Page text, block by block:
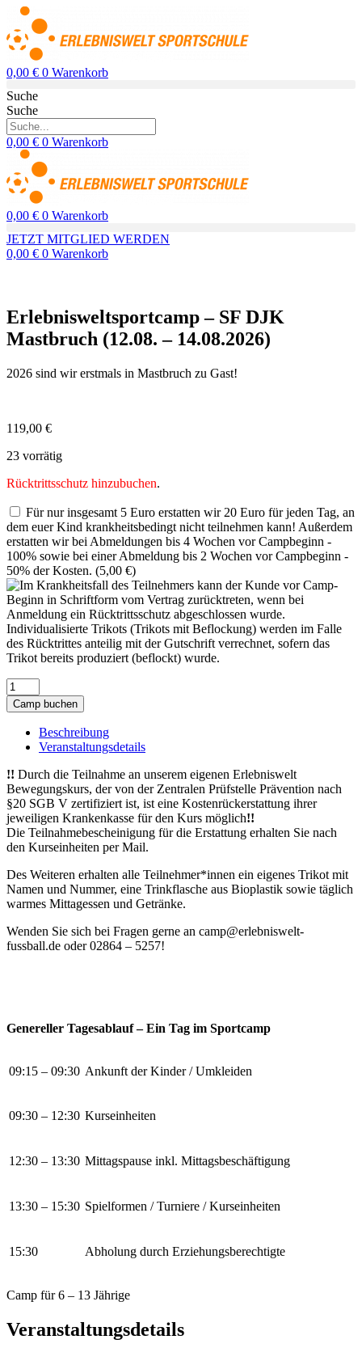
Zum
Inhalt
springen
0,00 € 0 Warenkorb
Suche
Suche
0,00 € 0 Warenkorb
0,00 € 0 Warenkorb
JETZT MITGLIED WERDEN
0,00 € 0 Warenkorb
Erlebnisweltsportcamp – SF DJK
Mastbruch (12.08. – 14.08.2026)
2026 sind wir erstmals in Mastbruch zu Gast!
119,00 €
23 vorrätig
Rücktrittsschutz hinzubuchen.
Für nur insgesamt 5 Euro erstatten wir 20 Euro für jeden Tag, an
dem euer Kind krankheitsbedingt nicht teilnehmen kann! Außerdem
erstatten wir bei Abmeldungen bis 4 Wochen vor Campbeginn -
100% sowie bei einer Abmeldung bis 2 Wochen vor Campbeginn -
50% der Kosten. (5,00 €)
Erlebnisweltsportcamp
-
SF
DJK
Mastbruch
(12.08.
-
14.08.2026)
Menge
Camp buchen
Beschreibung
Veranstaltungsdetails
!! Durch die Teilnahme an unserem eigenen Erlebniswelt
Bewegungskurs, der von der Zentralen Prüfstelle Prävention nach
§20 SGB V zertifiziert ist, ist eine Kostenrückerstattung ihrer
jeweiligen Krankenkasse für den Kurs möglich!!
Die Teilnahmebescheinigung für die Erstattung erhalten Sie nach
den Kurseinheiten per Mail.
Des Weiteren erhalten alle Teilnehmer*innen ein eigenes Trikot mit
Namen und Nummer, eine Trinkflasche aus Bioplastik sowie täglich
warmes Mittagessen und Getränke.
Wenden Sie sich bei Fragen gerne an camp@erlebniswelt-
fussball.de oder 02864 – 5257!
Genereller Tagesablauf – Ein Tag im Sportcamp
09:15 – 09:30 Ankunft der Kinder / Umkleiden
09:30 – 12:30 Kurseinheiten
12:30 – 13:30 Mittagspause inkl. Mittagsbeschäftigung
13:30 – 15:30 Spielformen / Turniere / Kurseinheiten
15:30 Abholung durch Erziehungsberechtigte
Camp für 6 – 13 Jährige
Veranstaltungsdetails